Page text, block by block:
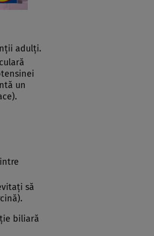
adulţi.
un
să
biliară